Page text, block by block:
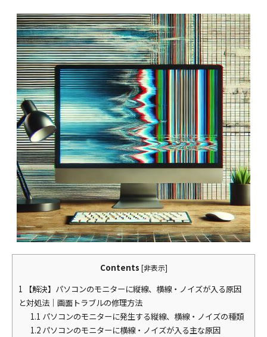
Contents [非表示]
1 【解決】パソコンのモニターに縦線、横線・ノイズが入る原因
と対処法｜画面トラブルの修理方法
1.1 パソコンのモニターに発生する縦線、横線・ノイズの種類
1.2パソコンのモニターに横線・ノイズが入る主な原因